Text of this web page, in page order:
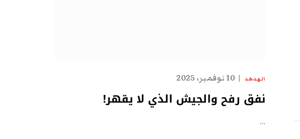
الهدهد 10 نوفمبر، 2025
نفق رفح والجيش الذي لا يقهر!
…